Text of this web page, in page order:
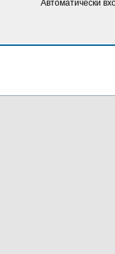
Автоматически